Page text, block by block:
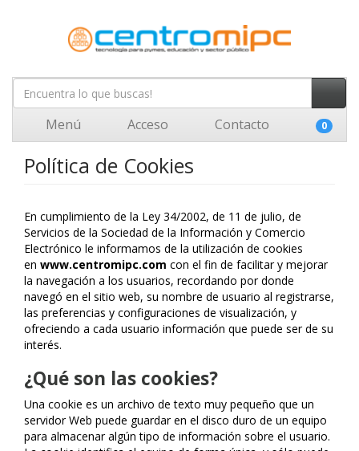
Menú Acceso Contacto 0
Política de Cookies
En cumplimiento de la Ley 34/2002, de 11 de julio, de
Servicios de la Sociedad de la Información y Comercio
Electrónico le informamos de la utilización de cookies
en www.centromipc.com con el fin de facilitar y mejorar
la navegación a los usuarios, recordando por donde
navegó en el sitio web, su nombre de usuario al registrarse,
las preferencias y configuraciones de visualización, y
ofreciendo a cada usuario información que puede ser de su
interés.
¿Qué son las cookies?
Una cookie es un archivo de texto muy pequeño que un
servidor Web puede guardar en el disco duro de un equipo
para almacenar algún tipo de información sobre el usuario.